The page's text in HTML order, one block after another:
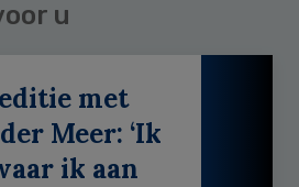
u
met
Meer: ‘Ik
ik aan